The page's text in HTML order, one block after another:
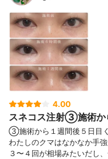
4.00
スネコス注射③施術か
③施術から１週間後５日目
わたしのクマはなかなか手
３〜４回が相場みたいだし